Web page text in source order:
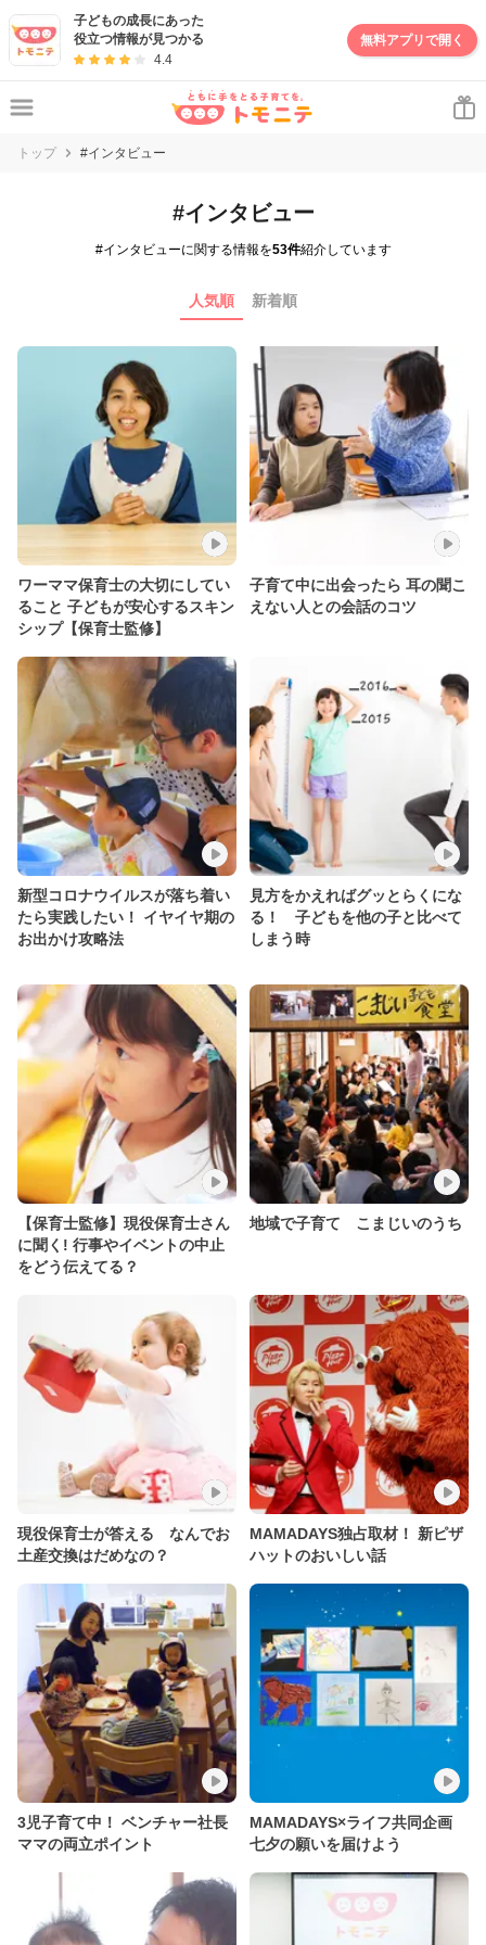
子どもの成長にあった
役立つ情報が見つかる
4.4
無料アプリで開く
トップ #インタビュー
#インタビュー
#インタビューに関する情報を53件紹介しています
人気順 新着順
ワーママ保育士の大切にしてい
ること 子どもが安心するスキン
シップ【保育士監修】
子育て中に出会ったら 耳の聞こ
えない人との会話のコツ
新型コロナウイルスが落ち着い
たら実践したい！ イヤイヤ期の
お出かけ攻略法
見方をかえればグッとらくにな
る！ 子どもを他の子と比べて
しまう時
【保育士監修】現役保育士さん
に聞く! 行事やイベントの中止
をどう伝えてる？
地域で子育て こまじいのうち
現役保育士が答える なんでお
土産交換はだめなの？
MAMADAYS独占取材！ 新ピザ
ハットのおいしい話
3児子育て中！ ベンチャー社長
ママの両立ポイント
MAMADAYS×ライフ共同企画
七夕の願いを届けよう